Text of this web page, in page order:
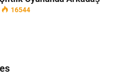
16544